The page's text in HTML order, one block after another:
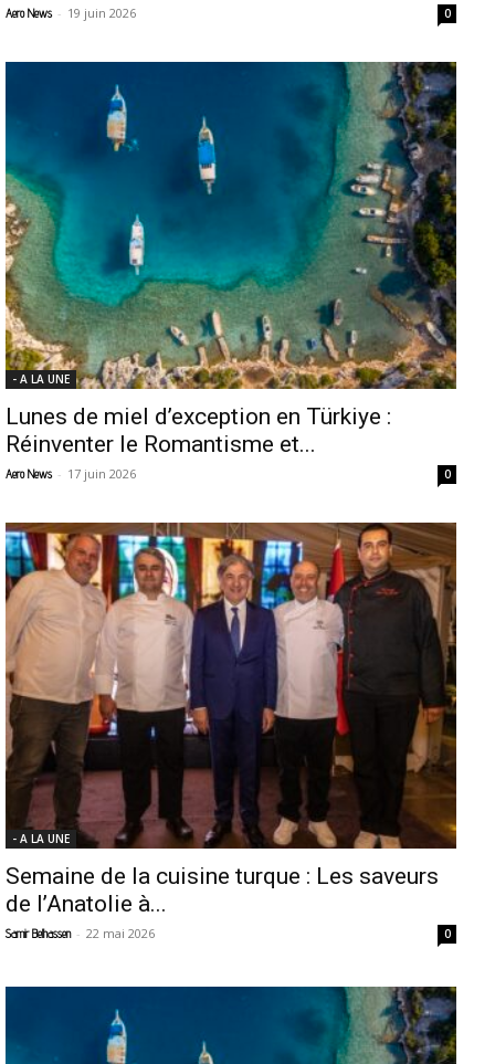
Aero News - 19 juin 2026 0
- A LA UNE
Lunes de miel d’exception en Türkiye :
Réinventer le Romantisme et...
Aero News - 17 juin 2026 0
- A LA UNE
Semaine de la cuisine turque : Les saveurs
de l’Anatolie à...
Samir Belhassen - 22 mai 2026 0